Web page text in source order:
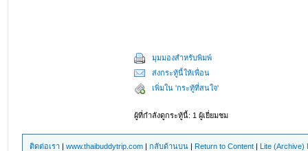
มุมมองสำหรับพิมพ์
ส่งกระทู้นี้ให้เพื่อน
เพิ่มใน 'กระทู้ที่สนใจ'
ผู้ที่กำลังดูกระทู้นี้: 1 ผู้เยี่ยมชม
ติดต่อเรา |www.thaibuddytrip.com |กลับด้านบน | Return to Content | Lite (Archive)